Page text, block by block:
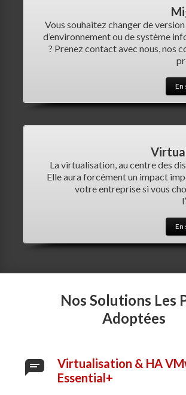
Vous souhaitez changer de
d’environnement ou de système
? Prenez contact avec nous, nos
En
La virtualisation, au centre des
Elle aura forcément un impact
votre entreprise si vous
En
Nos Solutions Les
Adoptées
Virtualisation & HA
Essential+